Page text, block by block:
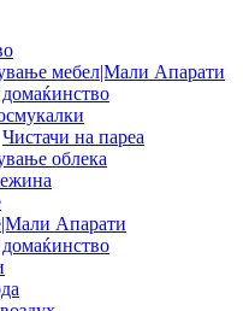
мебел|Мали Апарати
Чистачи на пареа
облека
Апарати